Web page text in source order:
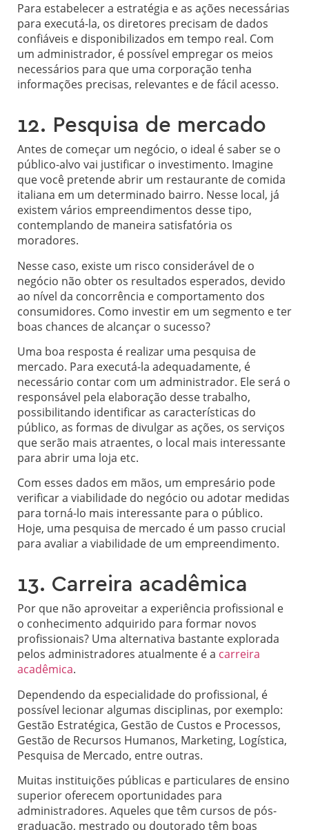
Para estabelecer a estratégia e as ações necessárias
para executá-la, os diretores precisam de dados
confiáveis e disponibilizados em tempo real. Com
um administrador, é possível empregar os meios
necessários para que uma corporação tenha
informações precisas, relevantes e de fácil acesso.
12. Pesquisa de mercado
Antes de começar um negócio, o ideal é saber se o
público-alvo vai justificar o investimento. Imagine
que você pretende abrir um restaurante de comida
italiana em um determinado bairro. Nesse local, já
existem vários empreendimentos desse tipo,
contemplando de maneira satisfatória os
moradores.
Nesse caso, existe um risco considerável de o
negócio não obter os resultados esperados, devido
ao nível da concorrência e comportamento dos
consumidores. Como investir em um segmento e ter
boas chances de alcançar o sucesso?
Uma boa resposta é realizar uma pesquisa de
mercado. Para executá-la adequadamente, é
necessário contar com um administrador. Ele será o
responsável pela elaboração desse trabalho,
possibilitando identificar as características do
público, as formas de divulgar as ações, os serviços
que serão mais atraentes, o local mais interessante
para abrir uma loja etc.
Com esses dados em mãos, um empresário pode
verificar a viabilidade do negócio ou adotar medidas
para torná-lo mais interessante para o público.
Hoje, uma pesquisa de mercado é um passo crucial
para avaliar a viabilidade de um empreendimento.
13. Carreira acadêmica
Por que não aproveitar a experiência profissional e
o conhecimento adquirido para formar novos
profissionais? Uma alternativa bastante explorada
pelos administradores atualmente é a carreira
acadêmica.
Dependendo da especialidade do profissional, é
possível lecionar algumas disciplinas, por exemplo:
Gestão Estratégica, Gestão de Custos e Processos,
Gestão de Recursos Humanos, Marketing, Logística,
Pesquisa de Mercado, entre outras.
Muitas instituições públicas e particulares de ensino
superior oferecem oportunidades para
administradores. Aqueles que têm cursos de pós-
graduação, mestrado ou doutorado têm boas